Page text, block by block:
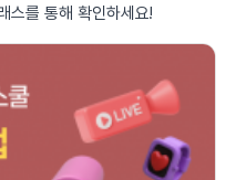
스를 통해 확인하세요!